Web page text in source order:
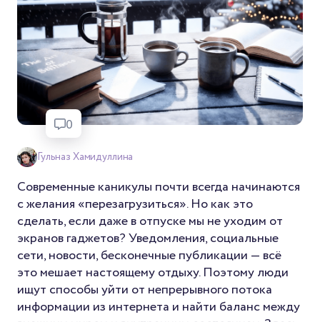
0
Гульназ Хамидуллина
Современные каникулы почти всегда начинаются
с желания «перезагрузиться». Но как это
сделать, если даже в отпуске мы не уходим от
экранов гаджетов? Уведомления, социальные
сети, новости, бесконечные публикации — всё
это мешает настоящему отдыху. Поэтому люди
ищут способы уйти от непрерывного потока
информации из интернета и найти баланс между